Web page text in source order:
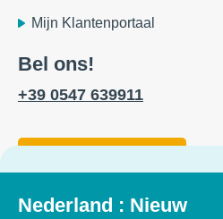
Nederland : Nieuw
Mijn Klantenportaal
Bel ons!
+39 0547 639911